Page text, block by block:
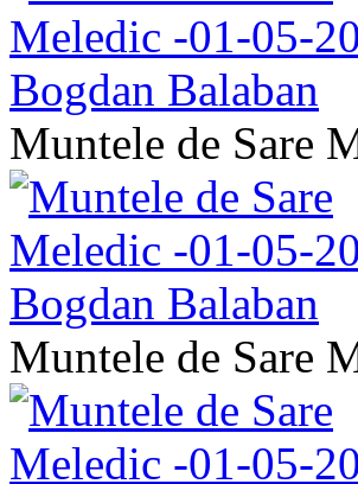
Muntele de Sare
Muntele de Sare